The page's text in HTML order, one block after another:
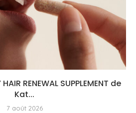
RENEWAL SUPPLEMENT de
Kat...
7 août 2026